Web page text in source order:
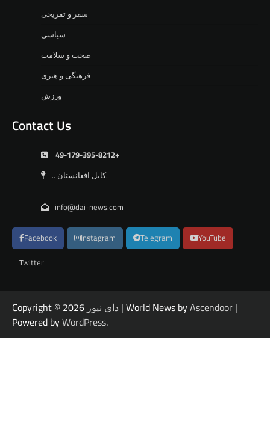
سفر و تفریحی
سیاسی
صحت و سلامت
فرهنگی و هنری
ورزش
Contact Us
49-179-395-8212+
.. کابل افغانستان.
info@dai-news.com
Facebook Instagram Telegram YouTube
Twitter
Copyright © 2026 دای نیوز | World News byAscendoor |
Powered byWordPress.